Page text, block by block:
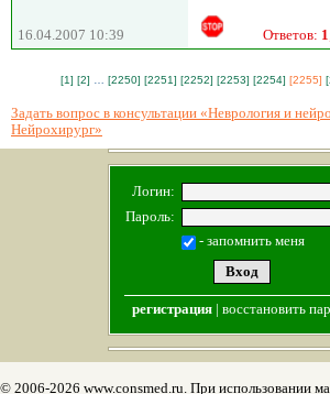
16.04.2007 10:39 Ответов: 1
[1] [2] [2250] [2251] [2252] [2253] [2254] [2255]
Задать вопрос в консультации «Неврология и
Нейрохирург»
Логин:
Пароль:
- запомнить меня
регистрация| восстановить
© 2006-2026 www.consmed.ru. При использовании